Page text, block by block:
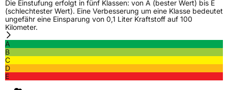
Weitere Eigenschaften
SchlauchtypTL
ZustandNeureifen
Die Einstufung erfolgt in fünf Klassen: von A (bester Wert) bis E
(schlechtester Wert). Eine Verbesserung um eine Klasse bedeutet
ungefähr eine Einsparung von 0,1 Liter Kraftstoff auf 100
Kilometer.
A
B
C
D
E